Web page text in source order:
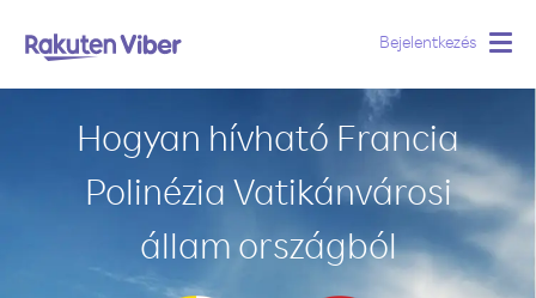
Bejelentkezés
Hogyan hívható Francia
Polinézia Vatikánvárosi
állam országból